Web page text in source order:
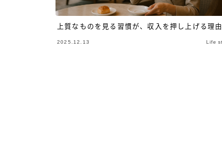
上質なものを見る習慣が、収入を押し上げる理
2025.12.13 Life